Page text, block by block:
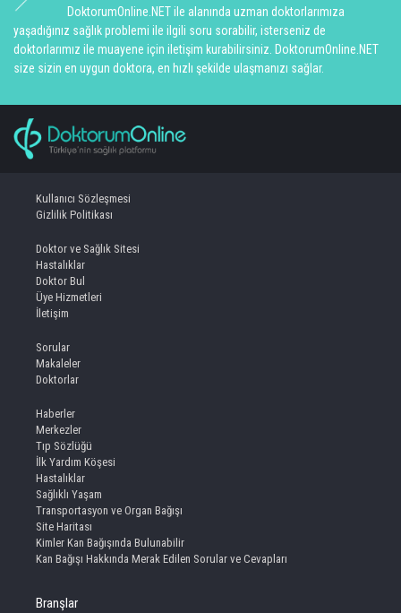
DoktorumOnline.NET ile alanında uzman doktorlarımıza
yaşadığınız sağlık problemi ile ilgili soru sorabilir, isterseniz de
doktorlarımız ile muayene için iletişim kurabilirsiniz. DoktorumOnline.NET
size sizin en uygun doktora, en hızlı şekilde ulaşmanızı sağlar.
Kullanıcı Sözleşmesi
Gizlilik Politikası
Doktor ve Sağlık Sitesi
Hastalıklar
Doktor Bul
Üye Hizmetleri
İletişim
Sorular
Makaleler
Doktorlar
Haberler
Merkezler
Tıp Sözlüğü
İlk Yardım Köşesi
Hastalıklar
Sağlıklı Yaşam
Transportasyon ve Organ Bağışı
Site Haritası
Kimler Kan Bağışında Bulunabilir
Kan Bağışı Hakkında Merak Edilen Sorular ve Cevapları
Branşlar